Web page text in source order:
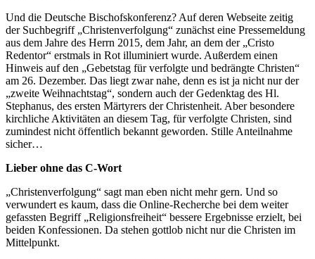
Und die Deutsche Bischofskonferenz? Auf deren Webseite zeitig
der Suchbegriff „Christenverfolgung“ zunächst eine Pressemeldung
aus dem Jahre des Herrn 2015, dem Jahr, an dem der „Cristo
Redentor“ erstmals in Rot illuminiert wurde. Außerdem einen
Hinweis auf den „Gebetstag für verfolgte und bedrängte Christen“
am 26. Dezember. Das liegt zwar nahe, denn es ist ja nicht nur der
„zweite Weihnachtstag“, sondern auch der Gedenktag des Hl.
Stephanus, des ersten Märtyrers der Christenheit. Aber besondere
kirchliche Aktivitäten an diesem Tag, für verfolgte Christen, sind
zumindest nicht öffentlich bekannt geworden. Stille Anteilnahme
sicher…
Lieber ohne das C-Wort
„Christenverfolgung“ sagt man eben nicht mehr gern. Und so
verwundert es kaum, dass die Online-Recherche bei dem weiter
gefassten Begriff „Religionsfreiheit“ bessere Ergebnisse erzielt, bei
beiden Konfessionen. Da stehen gottlob nicht nur die Christen im
Mittelpunkt.